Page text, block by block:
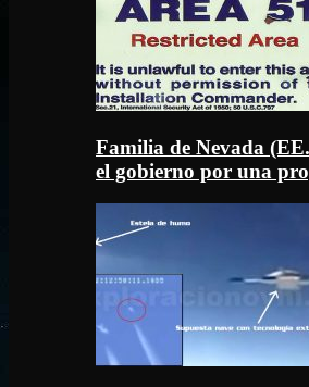
Familia de Nevada
el gobierno por una